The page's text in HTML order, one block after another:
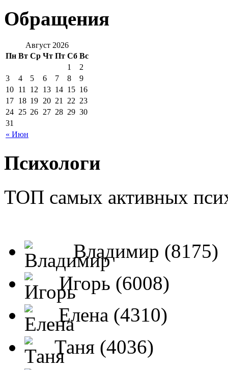
Обращения
Август 2026
Пн Вт Ср Чт Пт Сб Вс
« Июн
1
2
3
4 5 6 7 8
9
10 11 12 13 14 15 16
17 18 19 20 21 22 23
24 25 26 27 28 29 30
31
Психологи
ТОП самых активных
Владимир (8175)
Игорь (6008)
Елена (4310)
Таня (4036)